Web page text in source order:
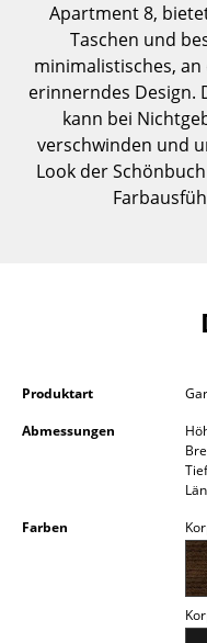
Regale & Schränke
Bücherregale
Wandregale
Sideboards &
Einzelteile
... alle
Licht
Hängeleuchten &
Apartment 8,
Taschen und
minimalistisches,
erinnerndes Design.
kann bei
verschwinden und
Look der
Produktart
Abmessungen
Farben